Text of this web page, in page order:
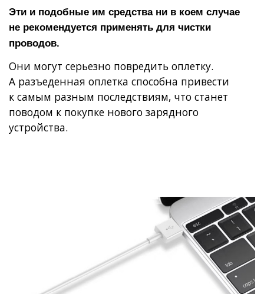
Эти и подобные им средства ни в коем случае
не рекомендуется применять для чистки
проводов.
Они могут серьезно повредить оплетку.
А разъеденная оплетка способна привести
к самым разным последствиям, что станет
поводом к покупке нового зарядного
устройства.